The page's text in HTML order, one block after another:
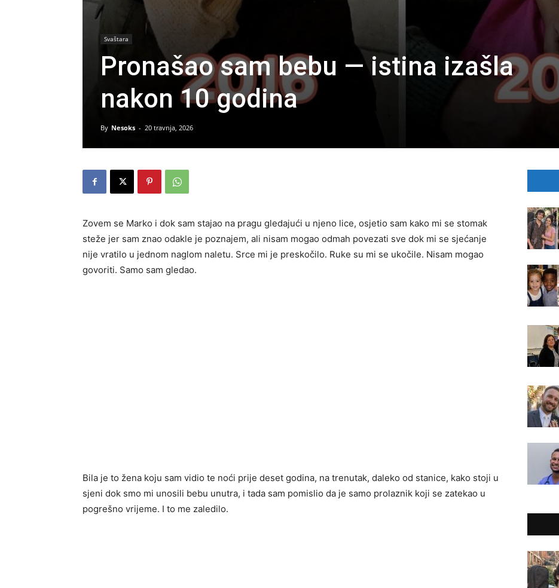
Svaštara
Pronašao sam bebu — istina izašla
nakon 10 godina
By Nesoks - 20 travnja, 2026
Zovem se Marko i dok sam stajao na pragu gledajući u njeno lice, osjetio sam kako mi se stomak
steže jer sam znao odakle je poznajem, ali nisam mogao odmah povezati sve dok mi se sjećanje
nije vratilo u jednom naglom naletu. Srce mi je preskočilo. Ruke su mi se ukočile. Nisam mogao
govoriti. Samo sam gledao.
Bila je to žena koju sam vidio te noći prije deset godina, na trenutak, daleko od stanice, kako stoji u
sjeni dok smo mi unosili bebu unutra, i tada sam pomislio da je samo prolaznik koji se zatekao u
pogrešno vrijeme. I to me zaledilo.